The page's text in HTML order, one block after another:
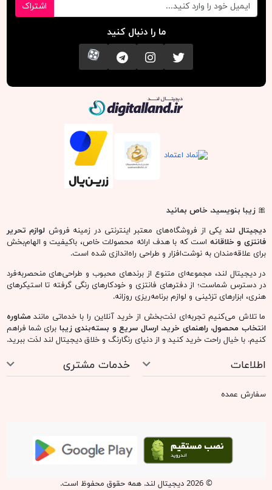
اشتراک
ما را دنبال کنید
تویتر اینستاگرامکانال تلگرام
آپارات
🎀زیبا بنویسید، خاص بمانید
دیجیتال لند یکی از فروشگاه‌های معتبر اینترنتی در زمینه فروش لوازم تحریر
فانتزی و خلاقانه است که با هدف ارائه محصولات خاص، باکیفیت و الهام‌بخش
برای علاقه‌مندان به نوشت‌افزار و طراحی راه‌اندازی شده است.
در دیجیتال لند، مجموعه‌ای متنوع از برندهای محبوب و طراحی‌های منحصربه‌فرد
در دسترس شماست؛ از دفترهای فانتزی و خودکارهای رنگی گرفته تا استیکرهای
هنری، ابزارهای تزئینی و لوازم برنامه‌ریزی روزانه.
ما تلاش می‌کنیم تجربه‌ای لذت‌بخش از خرید آنلاین را با خدماتی مانندمشاوره
انتخاب محصول، راهنمای خرید، ارسال سریع و بسته‌بندی زیبا برای شما فراهم
کنیم. با خیال راحت خرید کنید و از دنیای رنگارنگ و خلاق دیجیتال لند لذت ببرید.
اطلاعات خدمات مشتری
سفارش عمده
© 2026 دیجیتال لند. همه حقوق محفوظ است.